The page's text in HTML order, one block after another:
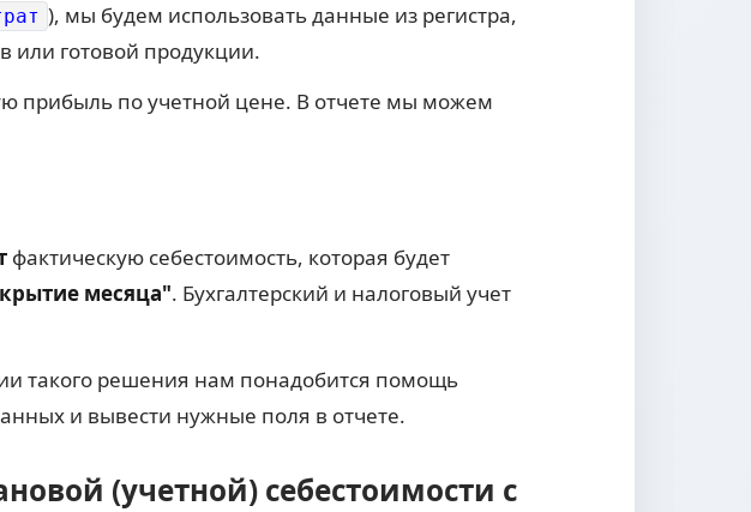
), мы будем использовать данные из регистра,
или готовой продукции.
прибыль по учетной цене. В отчете мы можем
фактическую себестоимость, которая будет
месяца". Бухгалтерский и налоговый учет
такого решения нам понадобится помощь
и вывести нужные поля в отчете.
(учетной) себестоимости с